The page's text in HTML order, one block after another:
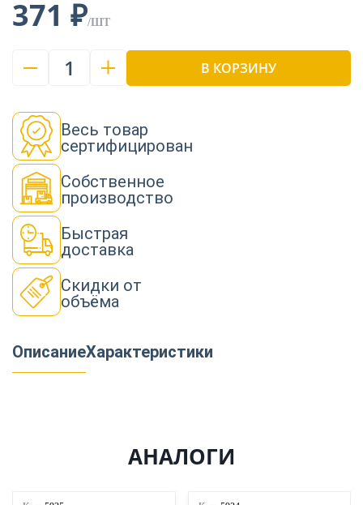
Продукция из
371 ₽/ШТ
1 В КОРЗИНУ
Весь товар
сертифицирован
Собственное
производство
Быстрая
доставка
Скидки от
объёма
ОписаниеХарактеристики
АНАЛОГИ